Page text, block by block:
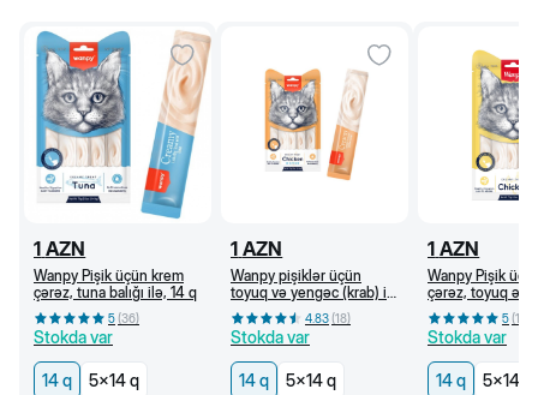
1 AZN
Wanpy Pişik üçün krem
çərəz, tuna balığı ilə, 14 q
5(36)
Stokda var
14 q 5x14 q
1 AZN
Wanpy pişiklər üçün
toyuq və yengəc (krab) ilə
krem çərəz, 14 q
4.83(18)
Stokda var
14 q 5x14 q
1 AZN
Wanpy Pişik
çərəz, toyuq əti
5(18
Stokda var
14 q 5x14 q